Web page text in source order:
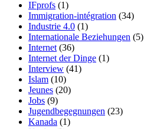
IFprofs (1)
Immigration-intégration (34)
Industrie 4.0 (1)
Internationale Beziehungen (5)
Internet (36)
Internet der Dinge (1)
Interview (41)
Islam (10)
Jeunes (20)
Jobs (9)
Jugendbegegnungen (23)
Kanada (1)